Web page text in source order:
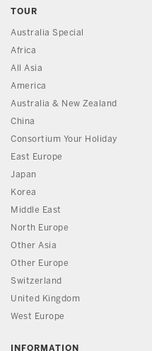
TOUR
Australia Special
Africa
All Asia
America
Australia & New Zealand
China
Consortium Your Holiday
East Europe
Japan
Korea
Middle East
North Europe
Other Asia
Other Europe
Switzerland
United Kingdom
West Europe
INFORMATION